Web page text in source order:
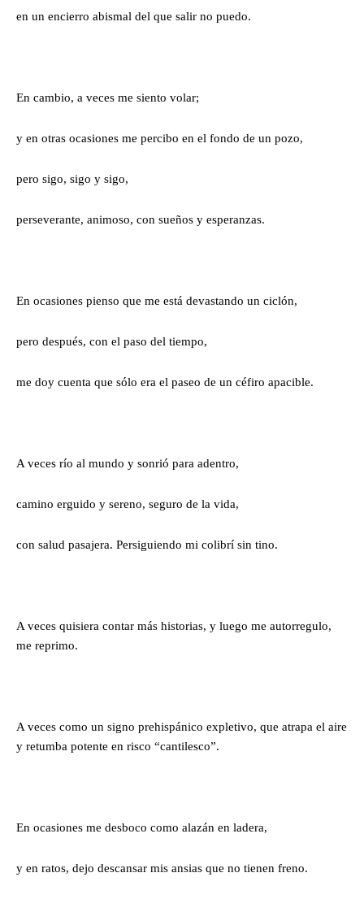
en un encierro abismal del que salir no puedo.
En cambio, a veces me siento volar;
y en otras ocasiones me percibo en el fondo de un pozo,
pero sigo, sigo y sigo,
perseverante, animoso, con sueños y esperanzas.
En ocasiones pienso que me está devastando un ciclón,
pero después, con el paso del tiempo,
me doy cuenta que sólo era el paseo de un céfiro apacible.
A veces río al mundo y sonrió para adentro,
camino erguido y sereno, seguro de la vida,
con salud pasajera. Persiguiendo mi colibrí sin tino.
A veces quisiera contar más historias, y luego me autorregulo,
me reprimo.
A veces como un signo prehispánico expletivo, que atrapa el aire
y retumba potente en risco “cantilesco”.
En ocasiones me desboco como alazán en ladera,
y en ratos, dejo descansar mis ansias que no tienen freno.